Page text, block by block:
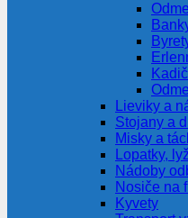
Lieviky a
Stojany a
Misky a
Lopatky,
Nádoby
Nosiče na
Kyvety